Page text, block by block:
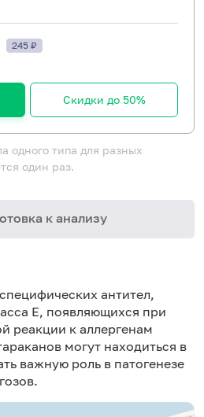
245 ₽
Скидки до 50%
одного типа для разных
один раз.
к анализу
антител,
E, появляющихся при
реакции к аллергенам
могут находиться в
важную роль в патогенезе